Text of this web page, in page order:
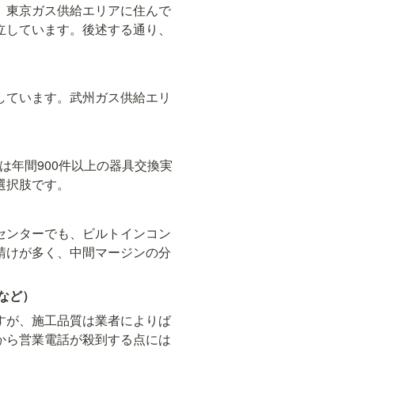
京ガス供給エリアに住んで
ています。後述する通り、
います。武州ガス供給エリ
年間900件以上の器具交換実
肢です。
ターでも、ビルトインコン
が多く、中間マージンの分
）
、施工品質は業者によりば
営業電話が殺到する点には